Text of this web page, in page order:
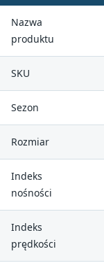
Nazwa
produktu
SKU
Sezon
Rozmiar
Indeks
nośności
Indeks
prędkości